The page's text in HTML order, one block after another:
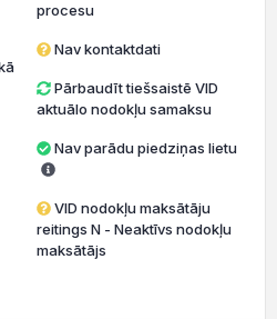
procesu
Nav kontaktdati
Pārbaudīt tiešsaistē VID
aktuālo nodokļu samaksu
Nav parādu piedziņas lietu
VID nodokļu maksātāju
reitings N - Neaktīvs nodokļu
maksātājs